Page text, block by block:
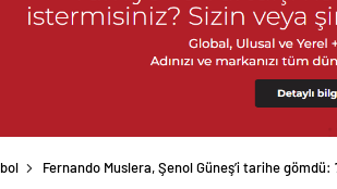
Fernando Muslera, Şenol Güneş’i tarihe